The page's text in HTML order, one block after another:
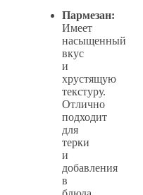
Пармезан:
Имеет
насыщенный
вкус
и
хрустящую
текстуру.
Отлично
подходит
для
терки
и
добавления
в